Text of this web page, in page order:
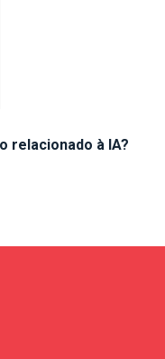
relacionado à IA?